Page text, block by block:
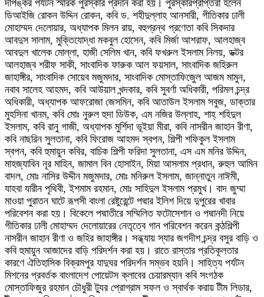
দীপঙ্কর পর্যটন স্মারক পুরস্কার প্রদান করা হয়। পুরস্কারপ্রাপ্তরা হলেন
ডিআইজি রোকন উদ্দিন রোকন, কবি ড. শহীদুল্লাহ আনসারী, গীতিকার ঢালী
মোহাম্মদ দেলোয়ার, অধ্যাপক মিলন রায়, বহুগ্রন্থ প্রণেতা কবি সিকদার
আবদুস সালাম, মুক্তিযোদ্ধা মকবুল হোসেন, কবি মির্জা আশরাফ, আলহাজ্ব
আবদুল খালেক মোল্লা, হাজী সেলিম খান, কবি ফখরুল ইসলাম নিলয়, ডক্টর
আলহাজ্ব শরীফ সাকী, সাংবাদিক ফারুক আল ফয়সাল, সাংবাদিক জহিরুল
জাহাঙ্গীর, সাংবাদিক সোয়েব মজুমদার, সাংবাদিক মোস্তাফিজুেল আজম মামুন,
নবাব সালেহ আহমদ, কবি আউয়াল খন্দকার, কবি সুবর্ণা অধিকারী, পরিমল চন্দ্র
অধিকারী, অধ্যাপক আফরোজা জেসমিন, কবি আতাউল ইসলাম সবুজ, ডাক্তার
মুহসিনা খানম, কবি মোঃ নুরুল হুদা ডিউক, এম নজির উল্লাহ, শাহ্ শহিদুল
ইসলাম, কবি রানু গাজী, অধ্যাপক মুর্শিদা ভূইয়া মীরা, কবি নাসরীন জাহান রীণা,
কবি নাছরিন সুলতানা, কবি ফিরোজ আহমদ স্বপন, শিল্পী শফিকুল ইসলাম
স্বপন, কবি হুমায়ুন কবির, বাচিক শিল্পী ফরিদা সুলতানা, এস এম মনির উদ্দিন,
মাহজ্যাবিন নূর মাহিন, জামাল বিন হোসাইন, মিয়া আসলাম প্রধান, রুহুল আমিন
বাদল, মোঃ নাসির উদ্দীন মজুমদার, মোঃ মনিরুল ইসলাম, জান্নাতুন নাঈমী,
যাহবা যারীন পৃথিবী, ইশমাম রহমান, মোঃ সাহিদুল ইসলাম প্রমুখ। বাদ জুম্মা
মাওয়া পুরাতন ঘাটে রূপসী বাংলা রেষ্টুরেন্টে পদ্মার ইলিশ দিয়ে দুপুরের খাবার
পরিবেশন করা হয়। বিকেলে পদ্মাতীরে সম্মিলিত ফটোসেশান ও পদ্মানদী নিয়ে
গীতিকার ঢালী মোহাম্মদ দেলোয়ারের নেতৃত্বে গান পরিবেশন করেন কন্ঠশিল্পী
নাসরীন জাহান রীণা ও জহির জাহাঙ্গীর। সন্ধ্যায় স্যার জগদীশ চন্দ্র বসুর বাড়ি ও
কবি হুমায়ুন আজাদের বাড়ি পরিদর্শন করা হয়। রাতে রাস্তার প্রতিকূলতার
কারণে ঐতিহাসিক বিক্রমপুর যাদুঘর পরিদর্শন সম্ভব হয়নি। সাহিত্য পর্যটন
মিশনের প্রবর্তক বাংলাদেশ পোয়েটস ক্লাবের চেয়ারম্যান কবি সংগঠক
মোস্তাফিজুর রহমান চৌধুরী ট্যুর প্রোগ্রাম সফল ও স্বার্থক করায় টীম লিডার,